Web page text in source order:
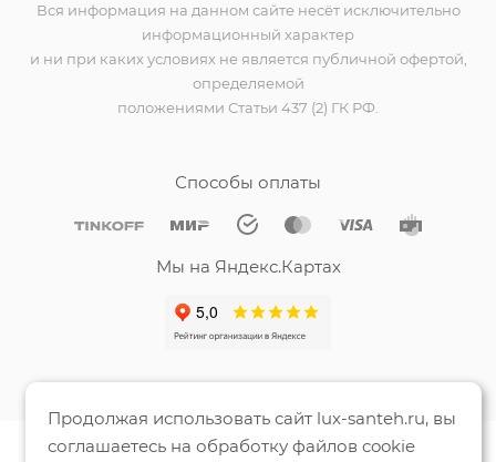
Вся информация на данном сайте несёт исключительно
информационный характер
и ни при каких условиях не является публичной офертой,
определяемой
положениями Статьи 437 (2) ГК РФ.
Способы оплаты
Мы на Яндекс.Картах
Продолжая использовать сайт lux-santeh.ru, вы
соглашаетесь на обработку файлов cookie